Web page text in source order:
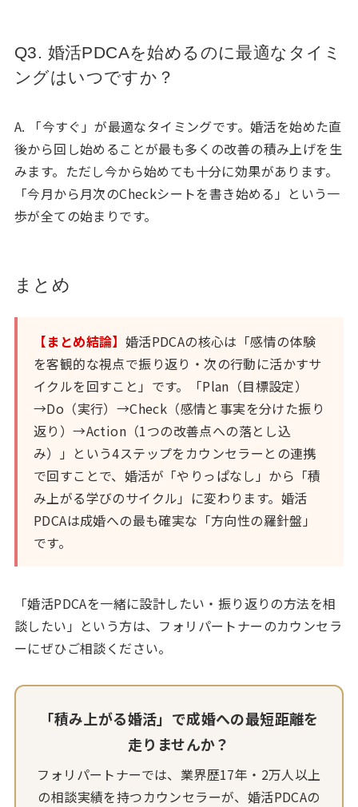
Q3. 婚活PDCAを始めるのに最適なタイミ
ングはいつですか？
A. 「今すぐ」が最適なタイミングです。婚活を始めた直
後から回し始めることが最も多くの改善の積み上げを生
みます。ただし今から始めても十分に効果があります。
「今月から月次のCheckシートを書き始める」という一
歩が全ての始まりです。
まとめ
【まとめ結論】 婚活PDCAの核心は「感情の体験
を客観的な視点で振り返り・次の行動に活かすサ
イクルを回すこと」です。「Plan（目標設定）
→Do（実行）→Check（感情と事実を分けた振り
返り）→Action（1つの改善点への落とし込
み）」という4ステップをカウンセラーとの連携
で回すことで、婚活が「やりっぱなし」から「積
み上がる学びのサイクル」に変わります。婚活
PDCAは成婚への最も確実な「方向性の羅針盤」
です。
「婚活PDCAを一緒に設計したい・振り返りの方法を相
談したい」という方は、フォリパートナーのカウンセラ
ーにぜひご相談ください。
「積み上がる婚活」で成婚への最短距離を
走りませんか？
フォリパートナーでは、業界歴17年・2万人以上
の相談実績を持つカウンセラーが、婚活PDCAの